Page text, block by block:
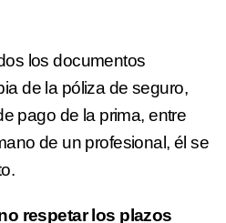
los documentos
de la póliza de seguro,
pago de la prima, entre
de un profesional, él se
respetar los plazos